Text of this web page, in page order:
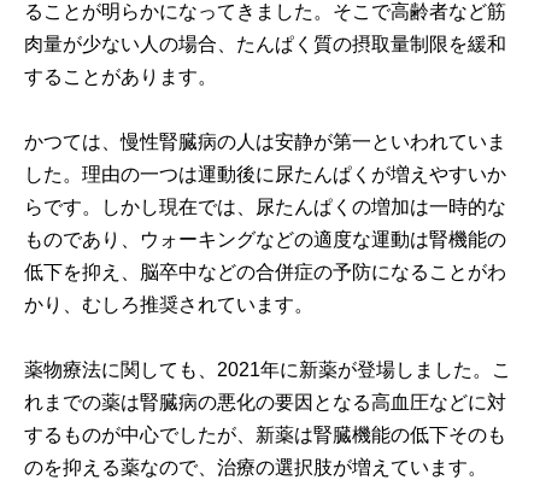
ることが明らかになってきました。そこで高齢者など筋
肉量が少ない人の場合、たんぱく質の摂取量制限を緩和
することがあります。
かつては、慢性腎臓病の人は安静が第一といわれていま
した。理由の一つは運動後に尿たんぱくが増えやすいか
らです。しかし現在では、尿たんぱくの増加は一時的な
ものであり、ウォーキングなどの適度な運動は腎機能の
低下を抑え、脳卒中などの合併症の予防になることがわ
かり、むしろ推奨されています。
薬物療法に関しても、2021年に新薬が登場しました。こ
れまでの薬は腎臓病の悪化の要因となる高血圧などに対
するものが中心でしたが、新薬は腎臓機能の低下そのも
のを抑える薬なので、治療の選択肢が増えています。